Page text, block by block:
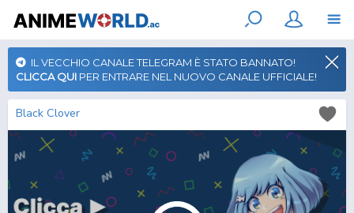
IL VECCHIO CANALE TELEGRAM È STATO BANNATO!
CLICCA QUI PER ENTRARE NEL NUOVO CANALE UFFICIALE!
Black Clover